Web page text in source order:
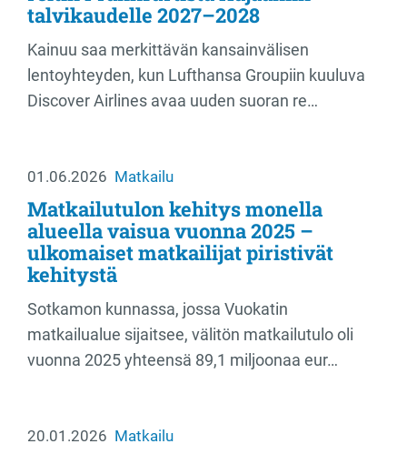
talvikaudelle 2027–2028
Kainuu saa merkittävän kansainvälisen
lentoyhteyden, kun Lufthansa Groupiin kuuluva
Discover Airlines avaa uuden suoran re…
01.06.2026 Matkailu
Matkailutulon kehitys monella
alueella vaisua vuonna 2025 –
ulkomaiset matkailijat piristivät
kehitystä
Sotkamon kunnassa, jossa Vuokatin
matkailualue sijaitsee, välitön matkailutulo oli
vuonna 2025 yhteensä 89,1 miljoonaa eur…
20.01.2026 Matkailu